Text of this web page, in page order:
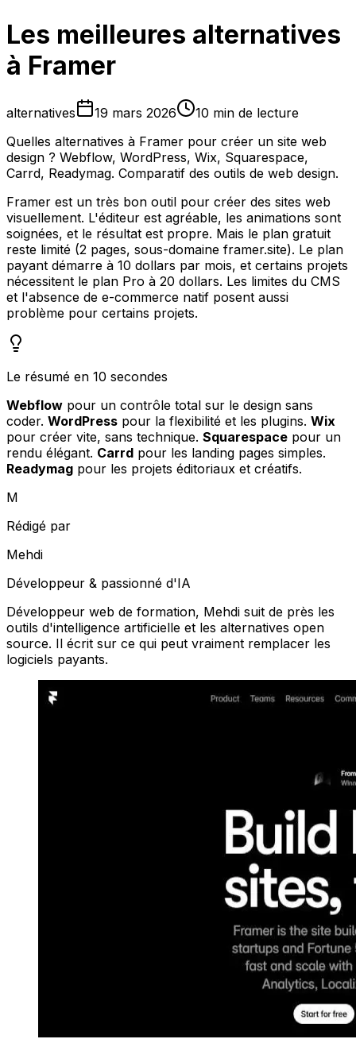
Les meilleures alternatives
à Framer
alternatives 19 mars 2026
10 min de lecture
Quelles alternatives à Framer pour créer un site web
design ? Webflow, WordPress, Wix, Squarespace,
Carrd, Readymag. Comparatif des outils de web design.
Framer est un très bon outil pour créer des sites web
visuellement. L'éditeur est agréable, les animations sont
soignées, et le résultat est propre. Mais le plan gratuit
reste limité (2 pages, sous-domaine framer.site). Le plan
payant démarre à 10 dollars par mois, et certains projets
nécessitent le plan Pro à 20 dollars. Les limites du CMS
et l'absence de e-commerce natif posent aussi
problème pour certains projets.
Le résumé en 10 secondes
Webflow pour un contrôle total sur le design sans
coder. WordPress pour la flexibilité et les plugins. Wix
pour créer vite, sans technique. Squarespace pour un
rendu élégant. Carrd pour les landing pages simples.
Readymag pour les projets éditoriaux et créatifs.
M
Rédigé par
Mehdi
Développeur & passionné d'IA
Développeur web de formation, Mehdi suit de près les
outils d'intelligence artificielle et les alternatives open
source. Il écrit sur ce qui peut vraiment remplacer les
logiciels payants.